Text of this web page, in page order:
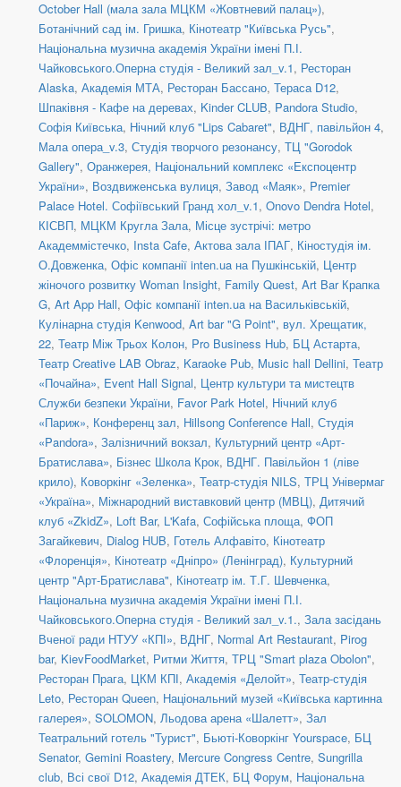
October Hall (мала зала МЦКМ «Жовтневий палац»),
Ботанічний сад ім. Гришка, Кінотеатр "Київська Русь",
Національна музична академія України імені П.І.
Чайковського.Оперна студія - Великий зал_v.1, Ресторан
Alaska, Академія МТА, Ресторан Бассано, Тераса D12,
Шпаківня - Кафе на деревах, Kinder CLUB, Pandora Studio,
Софія Київська, Нічний клуб "Lips Cabaret", ВДНГ, павільйон 4,
Мала опера_v.3, Студія творчого резонансу, ТЦ "Gorodok
Gallery", Оранжерея, Національний комплекс «Експоцентр
України», Воздвиженська вулиця, Завод «Маяк», Premier
Palace Hotel. Софіївський Гранд хол_v.1, Onovo Dendra Hotel,
КІСВП, МЦКМ Кругла Зала, Місце зустрічі: метро
Академмістечко, Insta Cafe, Актова зала ІПАГ, Кіностудія ім.
О.Довженка, Офіс компанії inten.ua на Пушкінській, Центр
жіночого розвитку Woman Insight, Family Quest, Art Bar Крапка
G, Art App Hall, Офіс компанії inten.ua на Васильківській,
Кулінарна студія Kenwood, Art bar "G Point", вул. Хрещатик,
22, Театр Між Трьох Колон, Pro Business Hub, БЦ Астарта,
Театр Creative LAB Obraz, Karaoke Pub, Music hall Dellini, Театр
«Почайна», Event Hall Signal, Центр культури та мистецтв
Служби безпеки України, Favor Park Hotel, Нічний клуб
«Париж», Конференц зал, Hillsong Conference Hall, Студія
«Pandora», Залізничний вокзал, Культурний центр «Арт-
Братислава», Бізнес Школа Крок, ВДНГ. Павільйон 1 (ліве
крило), Коворкінг «Зеленка», Театр-студія NILS, ТРЦ Універмаг
«Україна», Міжнародний виставковий центр (МВЦ), Дитячий
клуб «ZkidZ», Loft Bar, L'Kafa, Софійська площа, ФОП
Загайкевич, Dialog HUB, Готель Алфавіто, Кінотеатр
«Флоренція», Кінотеатр «Дніпро» (Ленінград), Культурний
центр "Арт-Братислава", Кінотеатр ім. Т.Г. Шевченка,
Національна музична академія України імені П.І.
Чайковського.Оперна студія - Великий зал_v.1., Зала засідань
Вченої ради НТУУ «КПІ», ВДНГ, Normal Art Restaurant, Pirog
bar, KievFoodMarket, Ритми Життя, ТРЦ "Smart plaza Obolon",
Ресторан Прага, ЦКМ КПІ, Академія «Делойт», Театр-студія
Leto, Ресторан Queen, Національний музей «Київська картинна
галерея», SOLOMON, Льодова арена «Шалетт», Зал
Театральний готель "Турист", Бьюті-Коворкінг Yourspace, БЦ
Senator, Gemini Roastery, Mercure Congress Centre, Sungrilla
club, Всі свої D12, Академія ДТЕК, БЦ Форум, Національна